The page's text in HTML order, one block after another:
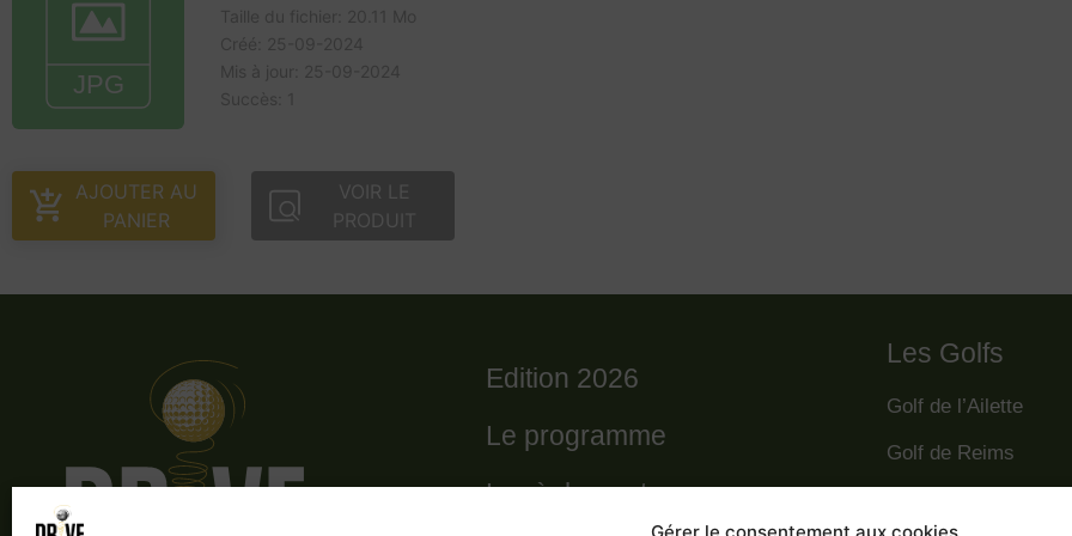
AJOUTER AU
PANIER
VOIR LE
PRODUIT
Edition 2026
Le programme
Le règlement
Les Golfs
Golf de l’Ailette
Golf de Reims